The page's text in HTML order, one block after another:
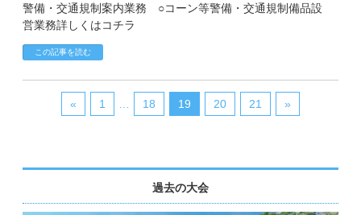
警備・交通規制案内業務 ○コーン等警備・交通規制備品設
営業務詳しくはコチラ
この記事を読む
« 1 18 19 20 21 »
過去の大会